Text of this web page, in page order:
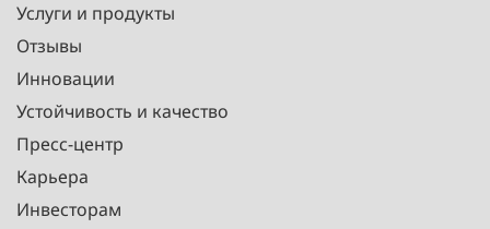
Услуги и продукты
Отзывы
Инновации
Устойчивость и качество
Пресс-центр
Карьера
Инвесторам